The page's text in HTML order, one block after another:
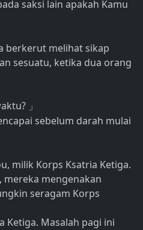
saksi lain apakah Kamu
berkerut melihat sikap
sesuatu, ketika dua orang
」
sebelum darah mulai
milik Korps Ksatria Ketiga.
mengenakan
seragam Korps
Ketiga. Masalah pagi ini